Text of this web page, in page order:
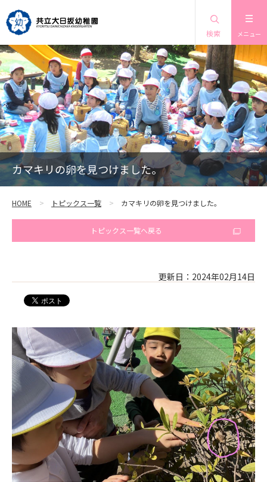
メニュー
検索
カマキリの卵を見つけました。
HOME トピックス一覧 カマキリの卵を見つけました。
トピックス一覧へ戻る
更新日：2024年02月14日